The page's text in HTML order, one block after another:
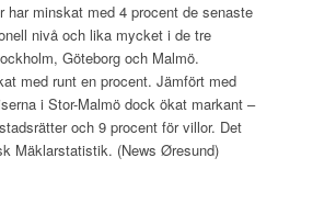
har minskat med 4 procent de senaste
nivå och lika mycket i de tre
Göteborg och Malmö.
med runt en procent. Jämfört med
i Stor-Malmö dock ökat markant –
och 9 procent för villor. Det
Mäklarstatistik. (News Øresund)